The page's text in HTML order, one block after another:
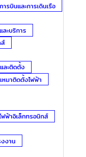
รบินและการเดินเรือ
ะบริการ
ละติดตั้ง
หมาติดตั้งไฟฟ้า
ฟฟ้าอิเล็กทรอนิกส์
งาน